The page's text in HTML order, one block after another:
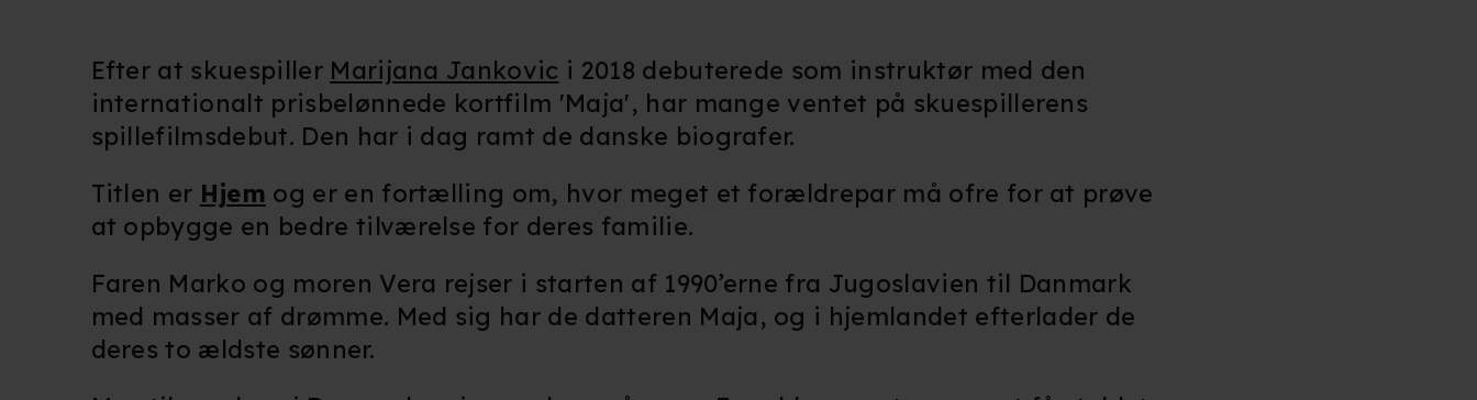
Efter at skuespiller Marijana Jankovic i 2018 debuterede som instruktør med den
internationalt prisbelønnede kortfilm 'Maja', har mange ventet på skuespillerens
spillefilmsdebut. Den har i dag ramt de danske biografer.
Titlen er Hjem og er en fortælling om, hvor meget et forældrepar må ofre for at prøve
at opbygge en bedre tilværelse for deres familie.
Faren Marko og moren Vera rejser i starten af 1990’erne fra Jugoslavien til Danmark
med masser af drømme. Med sig har de datteren Maja, og i hjemlandet efterlader de
deres to ældste sønner.